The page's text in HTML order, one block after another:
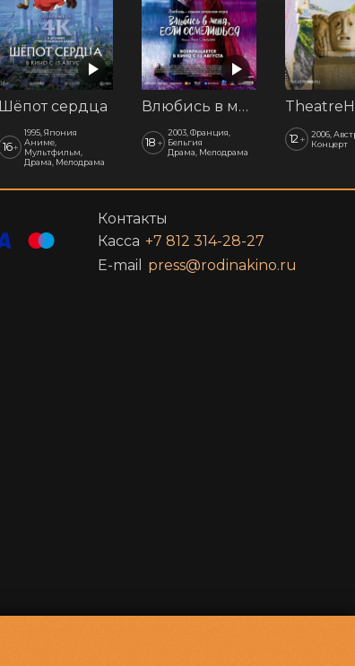
Шёпот сердца
16+
1995, Япония
Аниме,
Мультфильм,
Драма, Мелодрама
Влюбись в меня, если осмелишься
18 +
2003, Франция,
Бельгия
Драма, Мелодрама
12+
2006,
Концерт
Контакты
Касса +7 812 314-28-27
E-mail
press@rodinakino.ru